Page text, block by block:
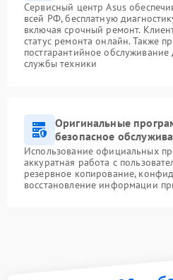
Сервисный центр Asus
всей РФ, бесплатную
включая срочный ремонт.
статус ремонта онлайн. Также
постгарантийное
службы техники
Оригинальные
безопасное
Использование официальных
аккуратная работа с
резервное копирование,
восстановление информации